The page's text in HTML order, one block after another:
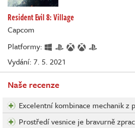
Resident Evil 8: Village
Capcom
Platformy:
Vydání: 7. 5. 2021
Naše recenze
Excelentní kombinace mechanik z
Prostředí vesnice je bravurně